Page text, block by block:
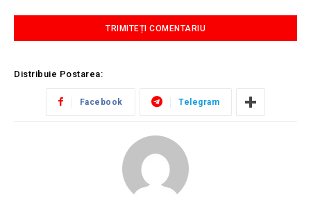
Distribuie Postarea:
Facebook Telegram